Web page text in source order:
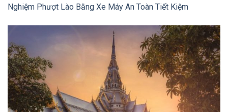
Nghiệm Phượt Lào Bằng Xe Máy An Toàn Tiết Kiệm